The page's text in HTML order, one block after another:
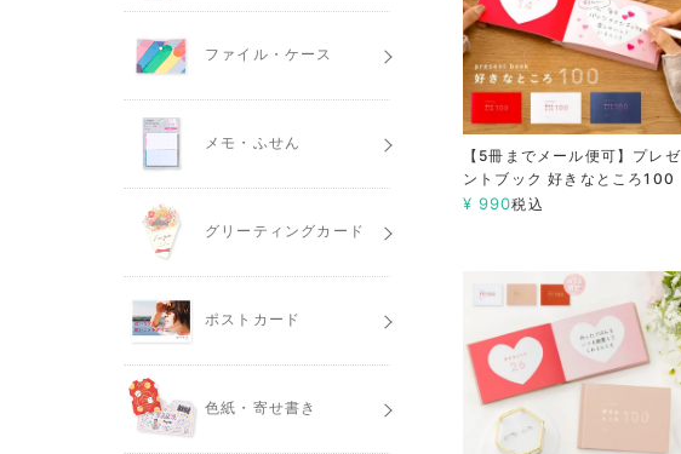
【5冊までメール便可】プレゼ
ントブック 好きなところ100
¥ 990税込
ファイル・ケース
メモ・ふせん
グリーティングカード
ポストカード
色紙・寄せ書き